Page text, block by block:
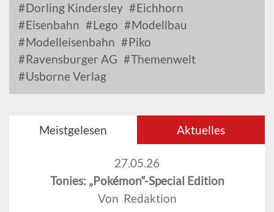
Dorling Kindersley
Eichhorn
Eisenbahn
Lego
Modellbau
Modelleisenbahn
Piko
Ravensburger AG
Themenwelt
Usborne Verlag
Meistgelesen Aktuelles
27.05.26
Tonies: „Pokémon“-Special Edition
Von Redaktion